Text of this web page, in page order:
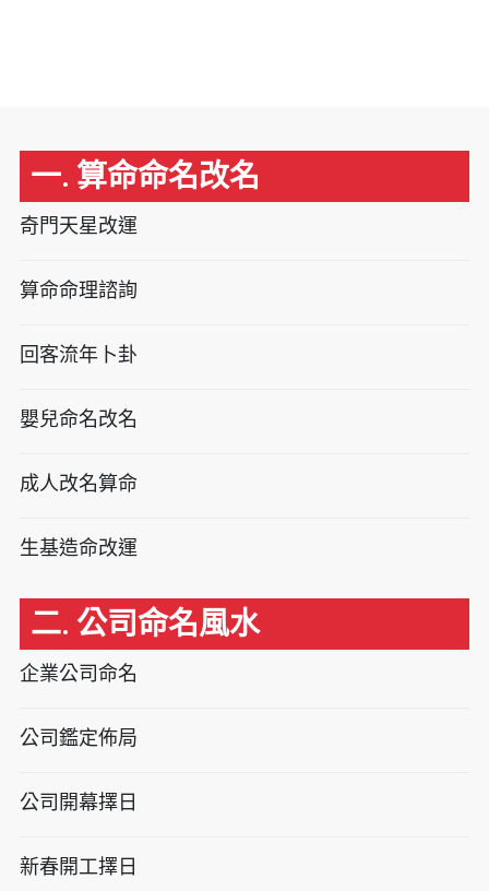
一. 算命命名改名
奇門天星改運
算命命理諮詢
回客流年卜卦
嬰兒命名改名
成人改名算命
生基造命改運
二. 公司命名風水
企業公司命名
公司鑑定佈局
公司開幕擇日
新春開工擇日